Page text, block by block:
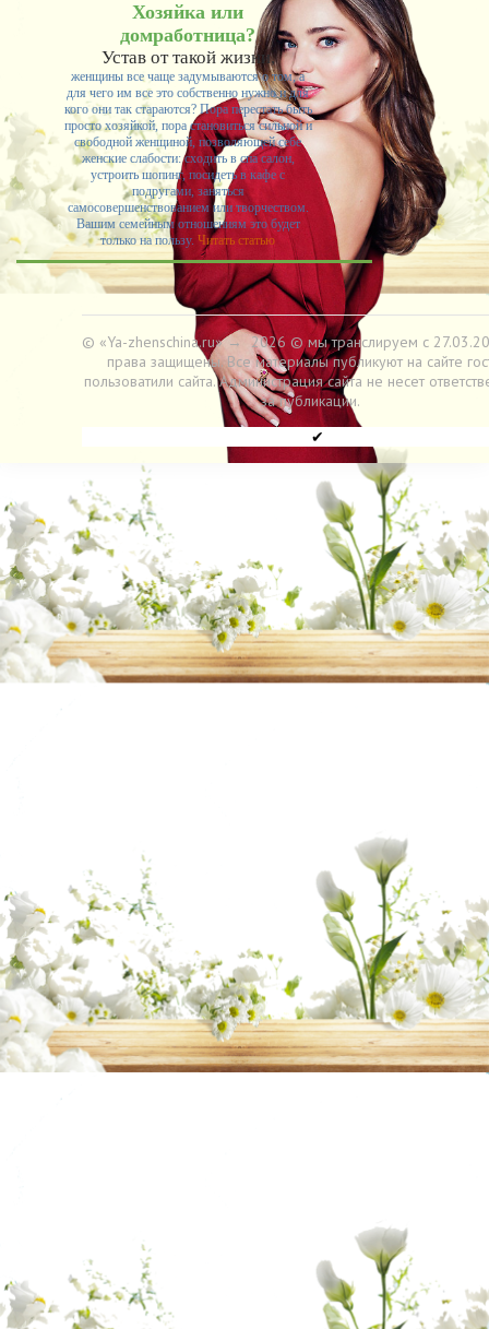
Хозяйка или
домработница?
Устав от такой жизни,
женщины все чаще задумываются о том, а
для чего им все это собственно нужно и для
кого они так стараются? Пора перестать быть
просто хозяйкой, пора становиться сильной и
свободной женщиной, позволяющей себе
женские слабости: сходить в спа салон,
устроить шопинг, посидеть в кафе с
подругами, заняться
самосовершенствованием или творчеством.
Вашим семейным отношениям это будет
только на пользу. Читать статью
© «Ya-zhenschina.ru»→ 2026 © мы транслируем с
права защищены. Все материалы публикуют на сайте
пользоватили сайта. Администрация сайта не несет
за публикации.
✔